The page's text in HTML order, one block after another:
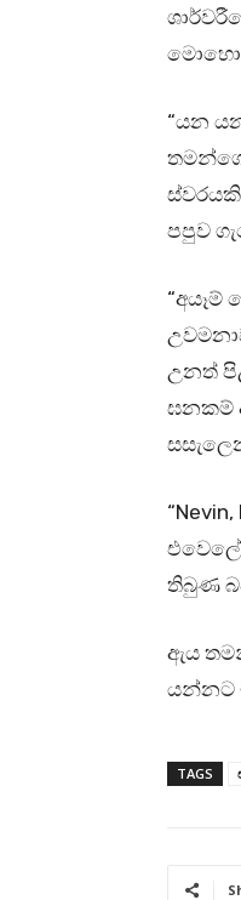
“යන
පපුව
උනත්
ඝනකම්
තිබුණ
ඇය
යන්නට
TAGS